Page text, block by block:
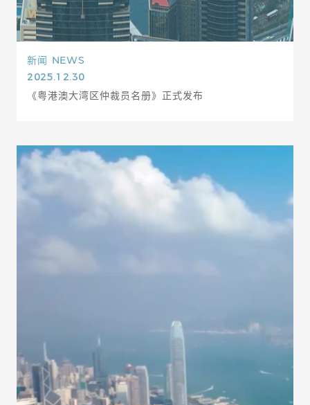
新闻 NEWS
2025.12.30
《粤港澳大湾区仲裁员名册》正式发布